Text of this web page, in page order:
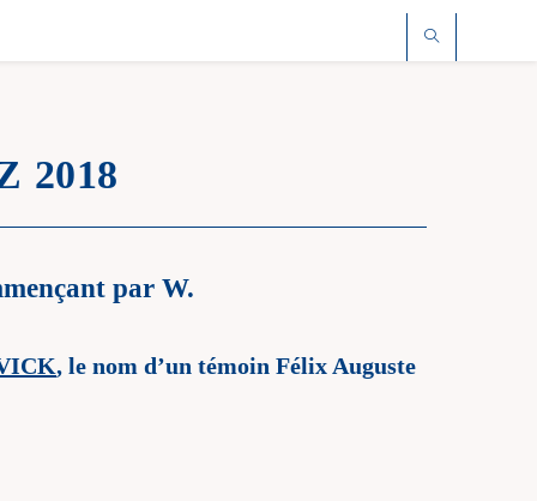
2018
par W.
, le nom d’un témoin Félix Auguste